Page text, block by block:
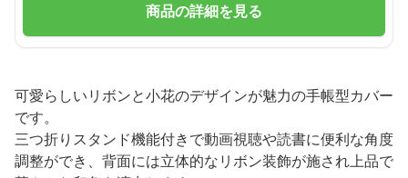
商品の詳細を見る
可愛らしいリボンと小花のデザインが魅力の手帳型カバー
です。
三つ折りスタンド機能付きで動画視聴や読書に便利な角度
調整ができ、背面には立体的なリボン装飾が施され上品で